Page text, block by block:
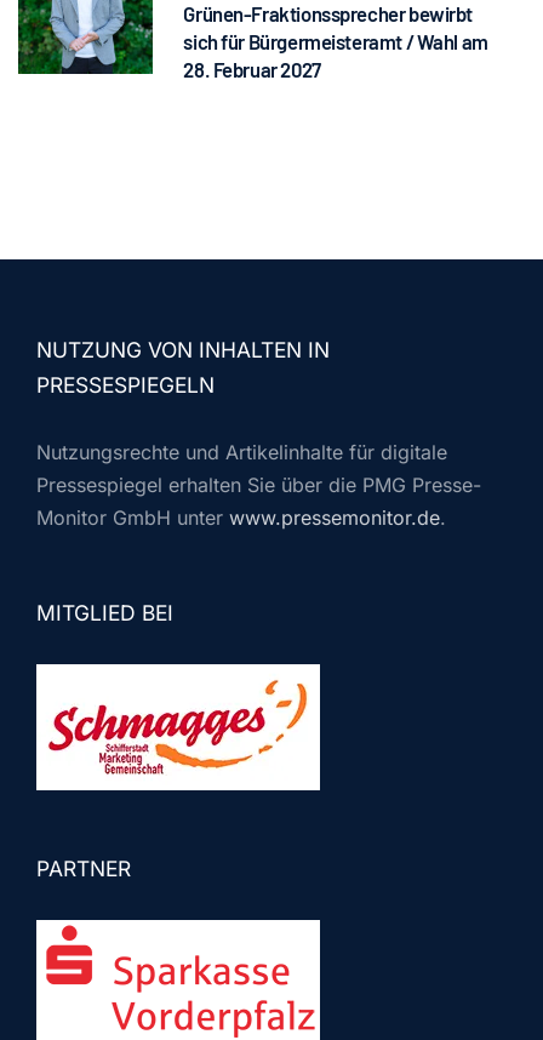
Grünen-Fraktionssprecher bewirbt
sich für Bürgermeisteramt / Wahl am
28. Februar 2027
NUTZUNG VON INHALTEN IN
PRESSESPIEGELN
Nutzungsrechte und Artikelinhalte für digitale
Pressespiegel erhalten Sie über die PMG Presse-
Monitor GmbH unter www.pressemonitor.de.
MITGLIED BEI
PARTNER